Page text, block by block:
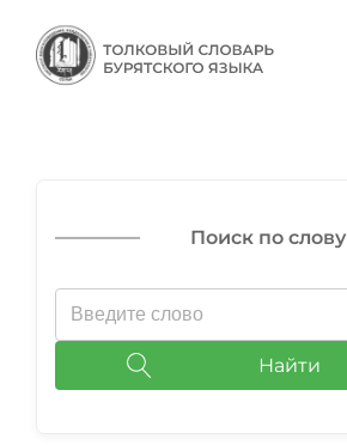
Поиск по слову
Найти